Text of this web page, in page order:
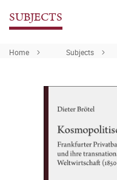
SUBJECTS
Home Subjects